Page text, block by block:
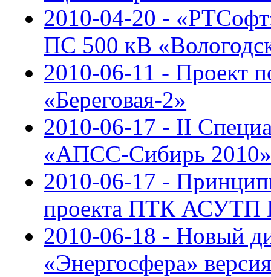
2010-04-20 -
ПС 500 кВ
2010-06-11 - Проект
«Береговая-2»
2010-06-17 - II
«АПСС-Сибирь
2010-06-17 -
проекта ПТК АСУТП
2010-06-18 - Новый
«Энергосфера»